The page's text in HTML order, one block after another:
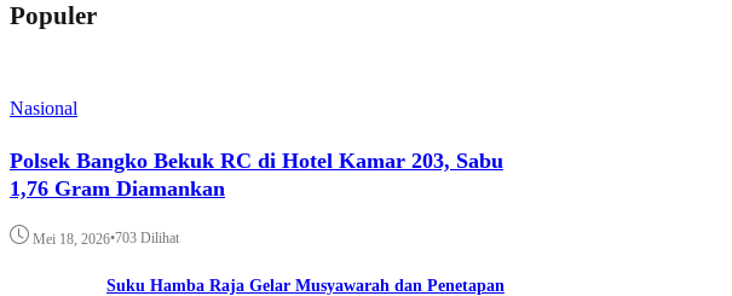
Populer
Nasional
Polsek Bangko Bekuk RC di Hotel Kamar 203, Sabu
1,76 Gram Diamankan
Mei 18, 2026•703 Dilihat
Suku Hamba Raja Gelar Musyawarah dan Penetapan